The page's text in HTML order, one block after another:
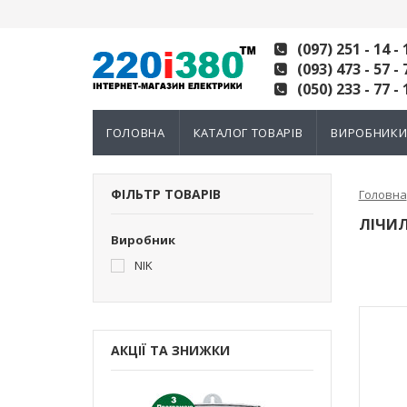
(097) 251 - 14 -
(093) 473 - 57 -
(050) 233 - 77 -
ГОЛОВНА КАТАЛОГ ТОВАРІВ ВИРОБНИКИ
ФІЛЬТР ТОВАРІВ
Виробник
NIK
АКЦІЇ ТА ЗНИЖКИ
Головна